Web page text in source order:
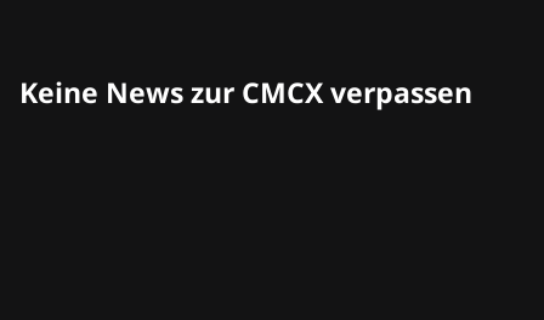
Keine News zur CMCX verpassen